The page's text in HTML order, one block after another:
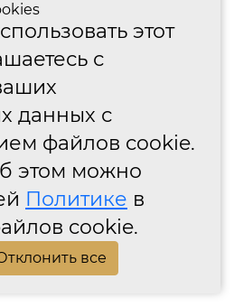
этот
с
данных с
файлов cookie.
этом можно
Политике в
cookie.
все